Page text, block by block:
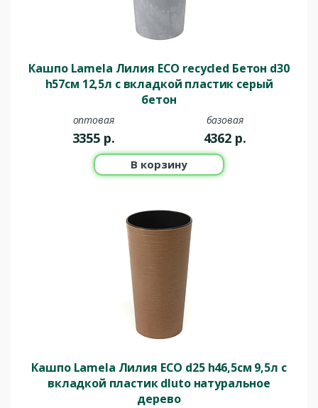
Кашпо Lamela Лилия ECO recycled Бетон d30
h57см 12,5л с вкладкой пластик серый
бетон
оптовая
3355 р.
базовая
4362 р.
В корзину
Кашпо Lamela Лилия ECO d25 h46,5см 9,5л с
вкладкой пластик dluto натуральное
дерево